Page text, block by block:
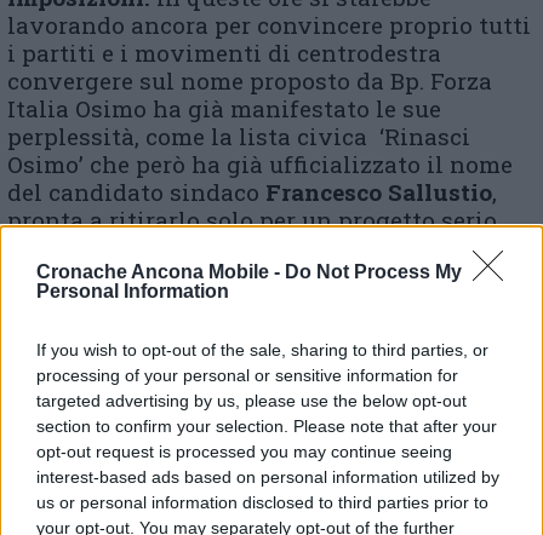
Cronache Ancona Mobile - Do Not Process My
Personal Information
If you wish to opt-out of the sale, sharing to third parties, or
processing of your personal or sensitive information for
targeted advertising by us, please use the below opt-out
section to confirm your selection. Please note that after your
opt-out request is processed you may continue seeing
interest-based ads based on personal information utilized by
us or personal information disclosed to third parties prior to
your opt-out. You may separately opt-out of the further
lavorando ancora per convincere proprio tutti
i partiti e i movimenti di centrodestra
convergere sul nome proposto da Bp. Forza
Italia Osimo ha già manifestato le sue
perplessità, come la lista civica ‘Rinasci
Osimo’ che però ha già ufficializzato il nome
del candidato sindaco Francesco Sallustio,
pronta a ritirarlo solo per un progetto serio
promosso da un centrodestra unito. A questo
punto, se si registrasse uno strappo, si
farebbe sempre più concreta la discesa in
civiche latiniane come terzo polo, salda sulla
proposta di sostenere Argentina Severini.
L’altra candidata ufficiale al momento è
Michela Gloriosostenuta di partiti e
movimenti di centrosinistra e anche dal M5S.
Se questo fosse lo scenario definitivo, in una
sfida tutta al femminile gli osimani sarebbero